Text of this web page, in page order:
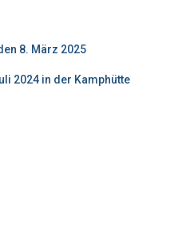
8. März 2025
2024 in der Kamphütte